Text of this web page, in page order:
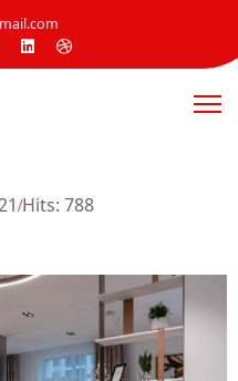
Hits: 788